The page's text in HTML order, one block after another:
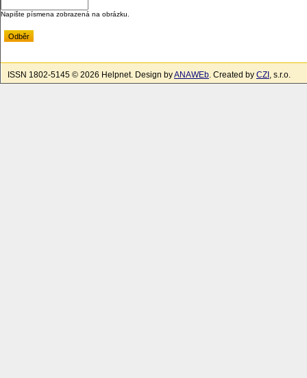
Napište písmena zobrazená na obrázku.
ISSN 1802-5145 © 2026 Helpnet. Design byANAWEb. Created by CZI , s.r.o.